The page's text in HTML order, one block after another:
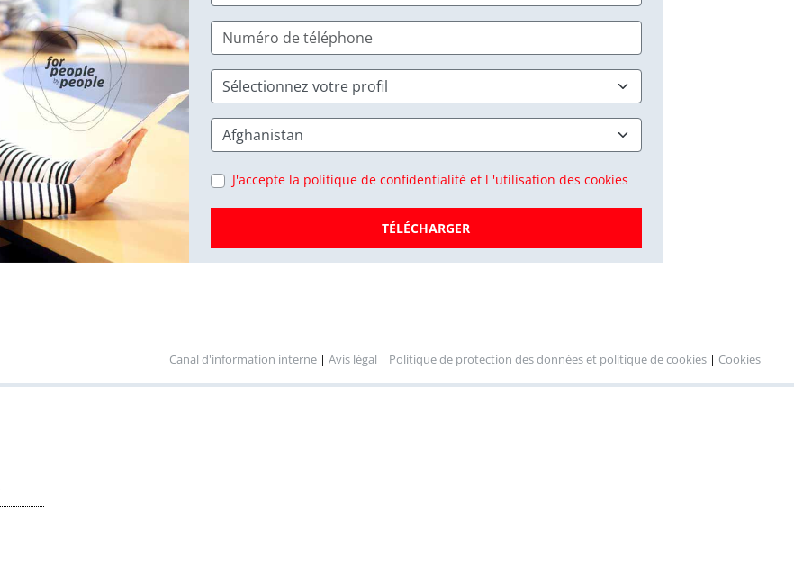
J'accepte la politique de confidentialité et l 'utilisation des cookies
TÉLÉCHARGER
Canal d'information interne | Avis légal | Politique de protection des données et politique de cookies | Cookies